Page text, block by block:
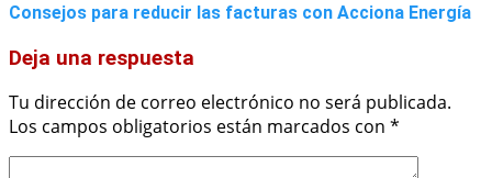
Consejos para reducir las facturas con Acciona Energía
Deja una respuesta
Tu dirección de correo electrónico no será publicada.
Los campos obligatorios están marcados con *